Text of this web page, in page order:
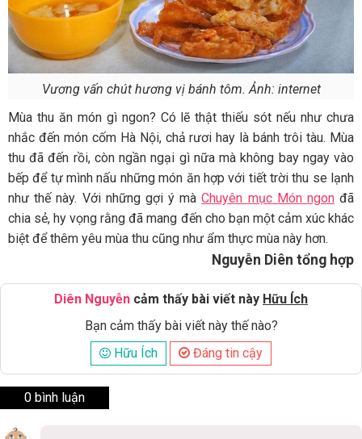
Vương vấn chút hương vị bánh tôm. Ảnh: internet
Mùa thu ăn món gì ngon? Có lẽ thật thiếu sót nếu như chưa
nhắc đến món cốm Hà Nội, chả rươi hay là bánh trôi tàu. Mùa
thu đã đến rồi, còn ngần ngại gì nữa mà không bay ngay vào
bếp để tự mình nấu những món ăn hợp với tiết trời thu se lạnh
như thế này. Với những gợi ý màChuyên mục Món ngonđã
chia sẻ, hy vọng rằng đã mang đến cho bạn một cảm xúc khác
biệt để thêm yêu mùa thu cũng như ẩm thực mùa này hơn.
Nguyễn Diên tổng hợp
Diên Nguyễn cảm thấy bài viết này Hữu Ích
Bạn cảm thấy bài viết này thế nào?
Hữu Ích
Đáng tin cậy
0 bình luận